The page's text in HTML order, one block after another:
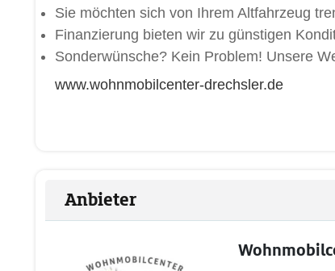
Sie möchten sich von Ihrem Altfahrzeug
Finanzierung bieten wir zu günstigen
Sonderwünsche? Kein Problem! Unsere
www.wohnmobilcenter-drechsler.de
Anbieter